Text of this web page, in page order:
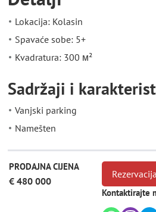
Lokacija: Kolasin
Spavaće sobe: 5+
Kvadratura: 300 м²
Sadržaji i
Vanjski parking
Namešten
PRODAJNA CIJENA
€ 480 000
Kontaktirajte